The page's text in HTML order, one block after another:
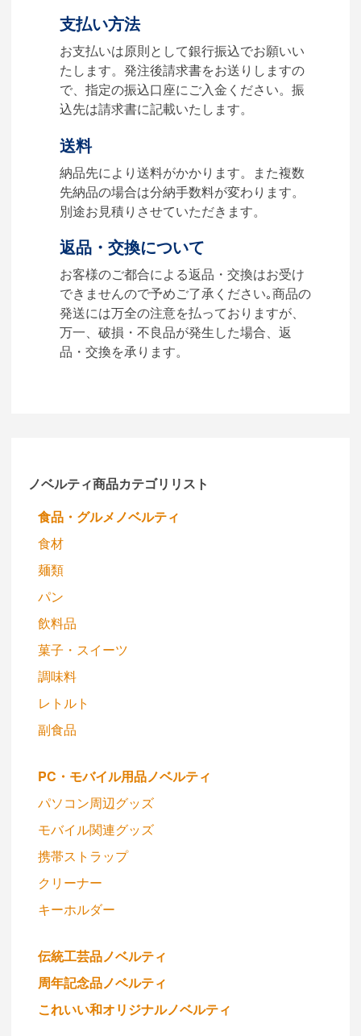
りします。
【名入れをする場合】名入れ
に必要なデータをご入稿頂
き、名入れイメージをデータ
でご確認いただきます。
4.納品
【名入れをする場合】データ
のご入稿後３週間程度で納品
となります。
ある場合、3～5営業日程度で
納品となります。
ご利用ガイドをもっとみる
支払い方法
お支払いは原則として銀行振込でお願いい
たします。発注後請求書をお送りしますの
で、指定の振込口座にご入金ください。振
込先は請求書に記載いたします。
送料
納品先により送料がかかります。また複数
先納品の場合は分納手数料が変わります。
別途お見積りさせていただきます。
返品・交換について
お客様のご都合による返品・交換はお受け
できませんので予めご了承ください｡商品の
発送には万全の注意を払っておりますが、
万一、破損・不良品が発生した場合、返
品・交換を承ります。
ノベルティ商品カテゴリリスト
食品・グルメノベルティ
食材
麺類
パン
飲料品
菓子・スイーツ
調味料
レトルト
副食品
PC・モバイル用品ノベルティ
パソコン周辺グッズ
モバイル関連グッズ
携帯ストラップ
クリーナー
キーホルダー
伝統工芸品ノベルティ
周年記念品ノベルティ
これいい和オリジナルノベルティ